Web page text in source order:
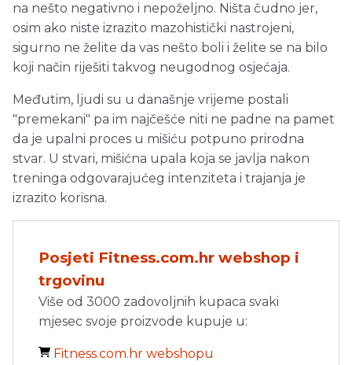
na nešto negativno i nepoželjno. Ništa čudno jer,
osim ako niste izrazito mazohistički nastrojeni,
sigurno ne želite da vas nešto boli i želite se na bilo
koji način riješiti takvog neugodnog osjećaja.
Međutim, ljudi su u današnje vrijeme postali
"premekani" pa im najčešće niti ne padne na pamet
da je upalni proces u mišiću potpuno prirodna
stvar. U stvari, mišićna upala koja se javlja nakon
treninga odgovarajućeg intenziteta i trajanja je
izrazito korisna.
Posjeti Fitness.com.hr webshop i
trgovinu
Više od 3000 zadovoljnih kupaca svaki
mjesec svoje proizvode kupuje u:
Fitness.com.hr webshopu